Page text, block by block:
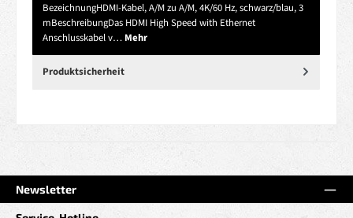
BezeichnungHDMI-Kabel, A/M zu A/M, 4K/60 Hz, schwarz/blau, 3
mBeschreibungDas HDMI High Speed with Ethernet
Anschlusskabel v… Mehr
Produktsicherheit
Newsletter